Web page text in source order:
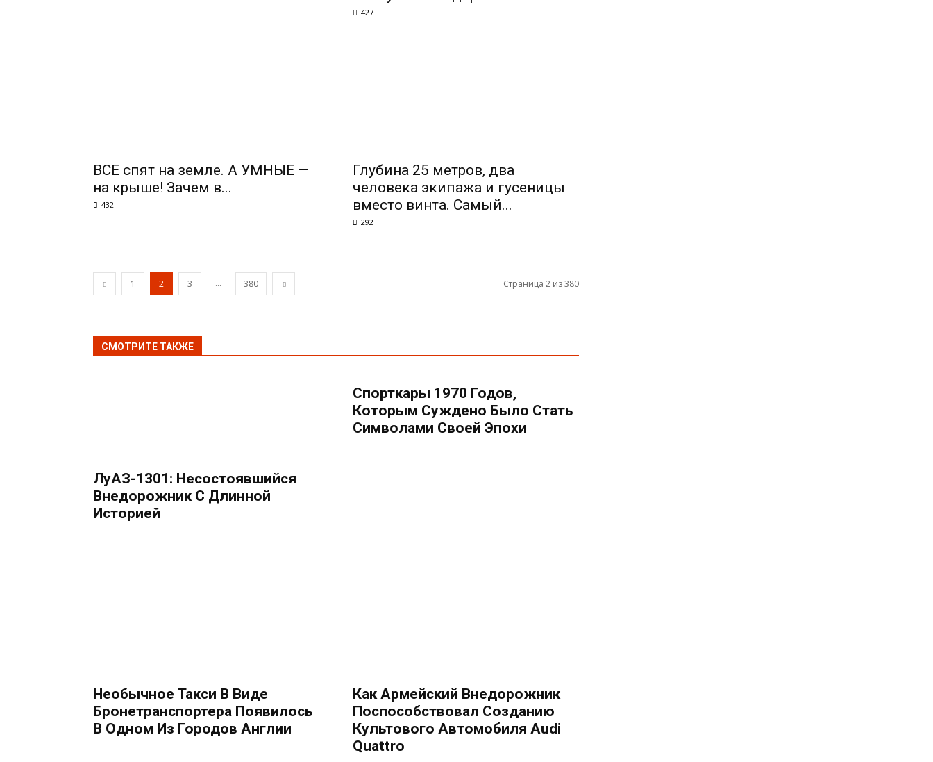
427
ВСЕ спят на земле. А УМНЫЕ —
на крыше! Зачем в...
432
Глубина 25 метров, два
человека экипажа и гусеницы
вместо винта. Самый...
292
1 2 3 ... 380 Страница 2 из 380
СМОТРИТЕ ТАКЖЕ
Спорткары 1970 Годов,
Которым Суждено Было Стать
Символами Своей Эпохи
ЛуАЗ-1301: Несостоявшийся
Внедорожник С Длинной
Историей
Необычное Такси В Виде
Бронетранспортера Появилось
В Одном Из Городов Англии
Как Армейский Внедорожник
Поспособствовал Созданию
Культового Автомобиля Audi
Quattro